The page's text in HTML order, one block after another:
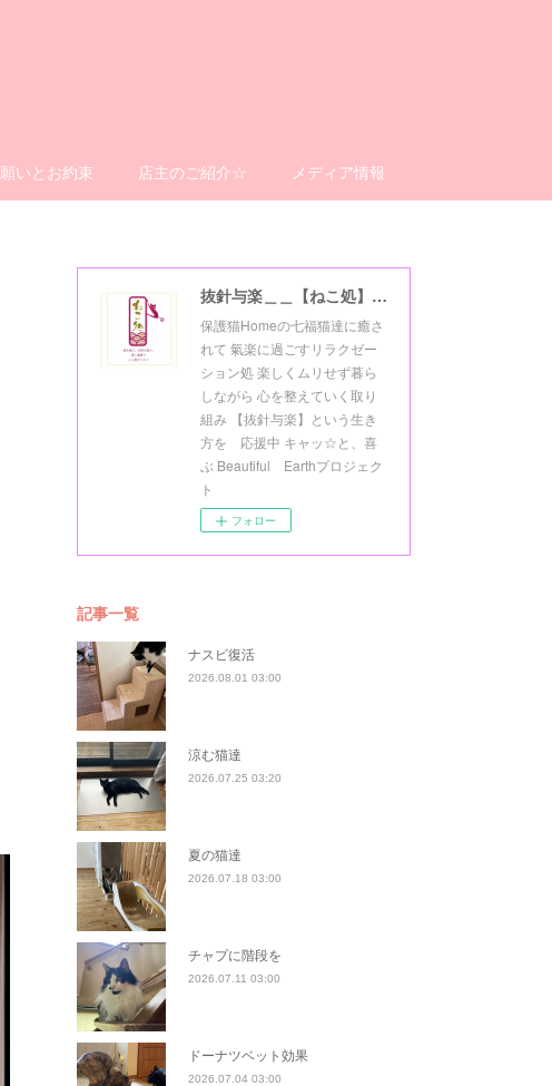
いとお約束 店主のご紹介☆ メディア情報
抜針与楽＿＿【ねこ処】＿＿猫楽ゼーションHome☆
保護猫Homeの七福猫達に癒さ
れて 氣楽に過ごすリラクゼー
ション処 楽しくムリせず暮ら
しながら 心を整えていく取り
組み 【抜針与楽】という生き
方を 応援中 キャッ☆と、喜
ぶ Beautiful Earthプロジェク
ト
フォロー
記事一覧
ナスビ復活
2026.08.01 03:00
涼む猫達
2026.07.25 03:20
夏の猫達
2026.07.18 03:00
チャプに階段を
2026.07.11 03:00
ドーナツベット効果
2026.07.04 03:00